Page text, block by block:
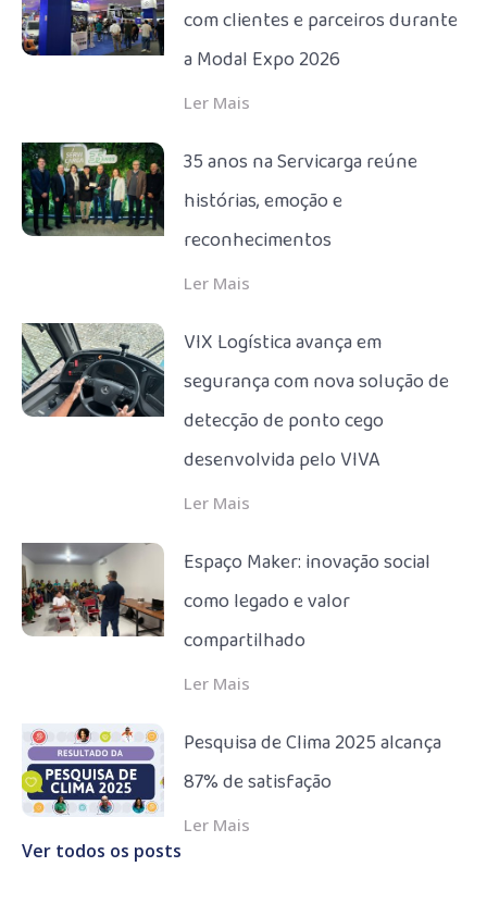
com clientes e parceiros durante
a Modal Expo 2026
Ler Mais
35 anos na Servicarga reúne
histórias, emoção e
reconhecimentos
Ler Mais
VIX Logística avança em
segurança com nova solução de
detecção de ponto cego
desenvolvida pelo VIVA
Ler Mais
Espaço Maker: inovação social
como legado e valor
compartilhado
Ler Mais
Pesquisa de Clima 2025 alcança
87% de satisfação
Ler Mais
Ver todos os posts